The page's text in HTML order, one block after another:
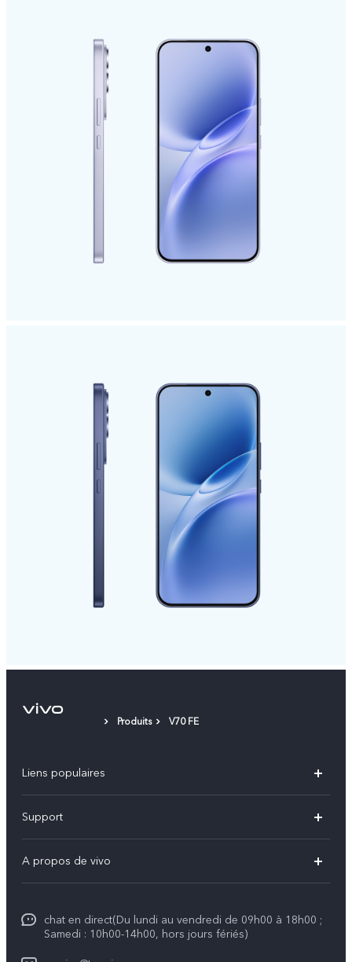
Produits V70 FE
Liens populaires
Y31 5G
V70
Support
Centre de services
Authentification IMEI
A propos de vivo
Legal Notice
À propos de vivo
chat en direct(Du lundi au vendredi de 09h00 à 18h00 ;
Samedi : 10h00-14h00, hors jours fériés)